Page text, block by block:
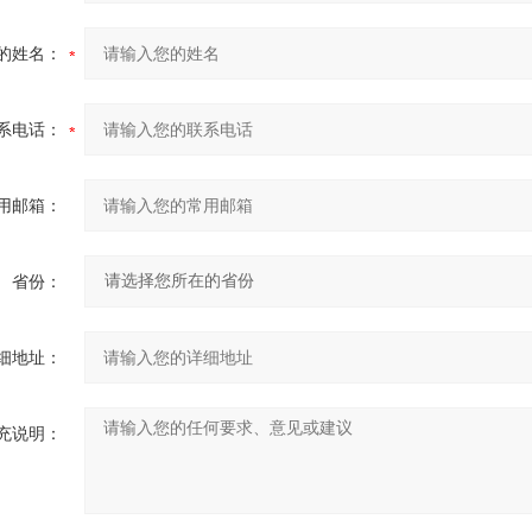
姓名：
电话：
邮箱：
省份：
地址：
说明：